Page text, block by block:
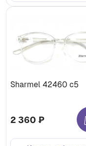
Sharmel 42460 c5
2 360 ₽